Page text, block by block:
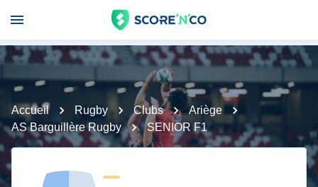
Accueil Rugby Clubs
Ariège
AS Barguillère Rugby
SENIOR F1